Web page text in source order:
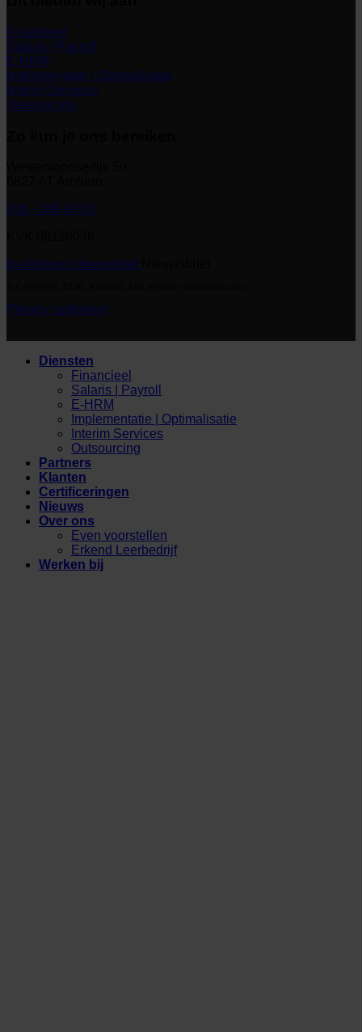
Financieel
Salaris | Payroll
E-HRM
Implementatie | Optimalisatie
Interim Services
Outsourcing
026 - 389 89 00
Inschrijven nieuwsbrief
Privacy statement
Diensten
Financieel
Salaris | Payroll
E-HRM
Implementatie | Optimalisatie
Interim Services
Outsourcing
Partners
Klanten
Certificeringen
Nieuws
Over ons
Even voorstellen
Erkend Leerbedrijf
Werken bij